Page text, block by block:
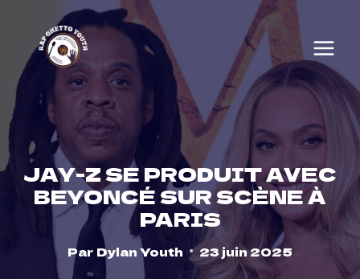
content
JAY-Z SE PRODUIT AVEC
BEYONCÉ SUR SCÈNE À
PARIS
Par Dylan Youth 23 juin 2025